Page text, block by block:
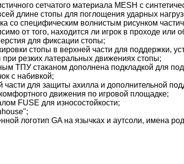
сетчатого материала MESH с
длине стопы для поглощения ударных
со специфическим волнистым рисунком
от того, находится ли игрок в проходе или
для фиксации стопы;
стопы в верхней части для поддержки,
резких латеральных движениях стопы;
ТПУ стаканом дополнена подкладкой для
с набивкой;
для защиты ахилла и дополнительной
движения по игровой площадке;
FUSE для износостойкости;
логотип GA на язычках и аутсоли, имена